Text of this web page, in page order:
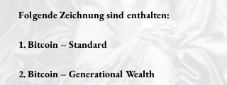
Folgende Zeichnung sind enthalten:
1. Bitcoin – Standard
2. Bitcoin – Generational Wealth